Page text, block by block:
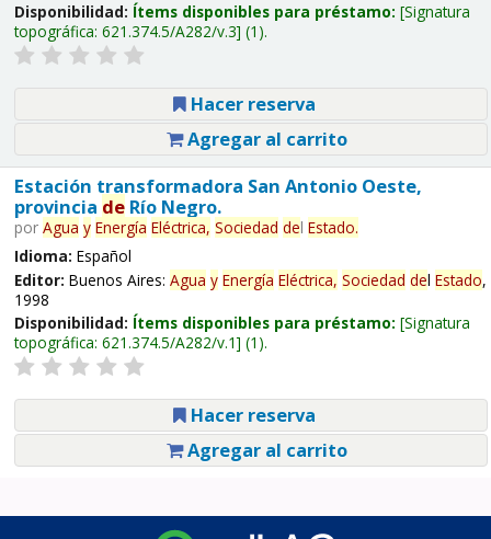
Disponibilidad: Ítems disponibles para préstamo: Signatura
topográfica: 621.374.5/A282/v.3 (1).
Hacer reserva
Agregar al carrito
Estación transformadora San Antonio Oeste,
provincia deRío Negro.
por Agua y Energía Eléctrica, Sociedad del Estado.
Idioma: Español
Editor: Buenos Aires: Agua y Energía Eléctrica, Sociedad del Estado,
1998
Disponibilidad: Ítems disponibles para préstamo: Signatura
topográfica: 621.374.5/A282/v.1 (1).
Hacer reserva
Agregar al carrito